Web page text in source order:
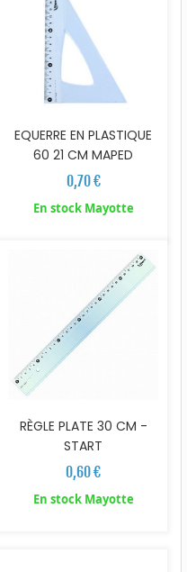
EQUERRE EN PLASTIQUE
60 21 CM MAPED
0,70 €
En stock Mayotte
RÈGLE PLATE 30 CM -
START
0,60 €
En stock Mayotte